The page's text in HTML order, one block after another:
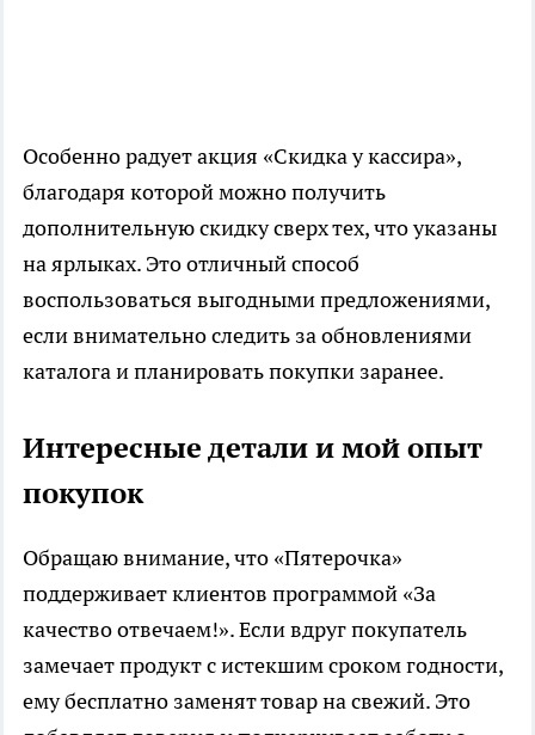
Особенно радует акция «Скидка у кассира»,
благодаря которой можно получить
дополнительную скидку сверх тех, что указаны
на ярлыках. Это отличный способ
воспользоваться выгодными предложениями,
если внимательно следить за обновлениями
каталога и планировать покупки заранее.
Интересные детали и мой опыт
покупок
Обращаю внимание, что «Пятерочка»
поддерживает клиентов программой «За
качество отвечаем!». Если вдруг покупатель
замечает продукт с истекшим сроком годности,
ему бесплатно заменят товар на свежий. Это